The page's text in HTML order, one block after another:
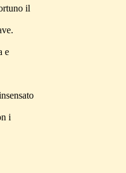
il
e
i